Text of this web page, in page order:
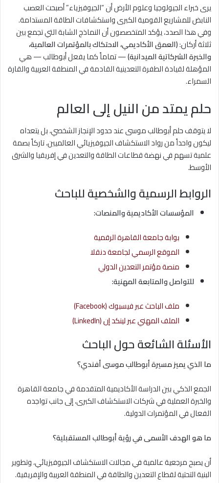
يرى خبراء الجيولوجيا وعلوم الأرض أن “الجيوفيزياء” أصبحت العصب
النابض للمشاريع القومية الكبرى واستكشافات الطاقة المستدامة.
وفي هذا الصدد، يؤكد المتخصصون أن النماذج الشابة التي تجمع بين
ثلاثة أركان:(العمق الأكاديمي، الاحتكاك بالمؤتمرات العالمية،
والخبرة الشركاتية الميدانية)— تماماً كما يفعل أبوطالب — هي
المؤهلة لقيادة الطفرة التعدينية القادمة في المنطقة العربية والقارة
السمراء.
حلم يمتد من النيل إلى العالم
لا يتوقف حلم أبوطالب موسى عند حدود الإنجاز الشخصي، بل يتعداه
ليكون واحداً من رواد الاستكشاف الجيوفيزيائي العالميين، تاركاً بصمة
علمية تسهم في نهضة قطاعات الطاقة والتعدين في إفريقيا والشرق
الأوسط.
الروابط الرسمية والشخصية للباحث
المؤسسات الأكاديمية والمنصات:
بوابة جامعة القاهرة الرقمية
الموقع الرسمي لجامعة دنقلا
منصة مؤتمر التعدين الدولي
للتواصل والمتابعة المهنية:
ملف الباحث عبر فيسبوك (Facebook)
الملف المهني عبر لينكد إن (LinkedIn)
الأسئلة الشائعة حول الباحث
ما الذي يميز مسيرة أبوطالب موسى أفندي؟
الجمع الذكي بين الدراسة الأكاديمية المتقدمة في جامعة القاهرة
والخبرة العملية في شركات الاستكشاف الكبرى، إلى جانب تواجده
الفعال في المؤتمرات الدولية.
ما هو الهدف الأسمى في رؤية أبوطالب المستقبلية؟
أن يصبح مرجعية عالمية في مجالات الاستكشاف الجيوفيزيائي، وتطوير
البنية التحتية لقطاع التعدين والطاقة في المنطقة العربية والإفريقية.